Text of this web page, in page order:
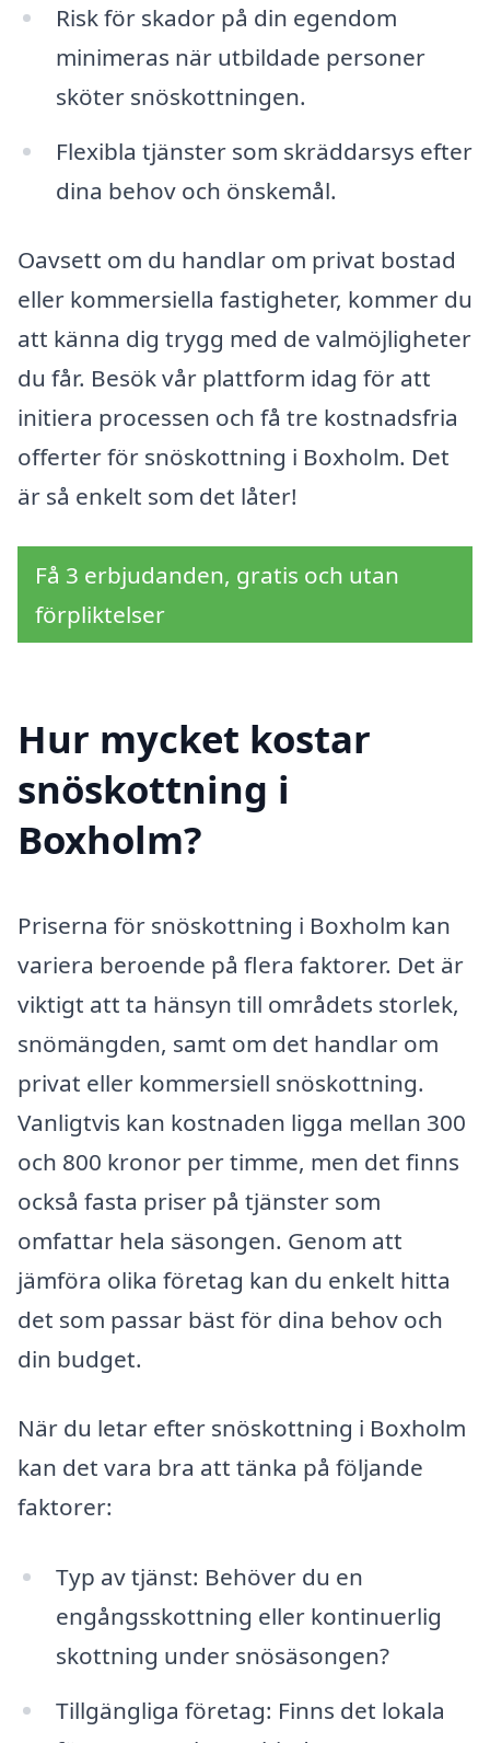
Risk för skador på din egendom
minimeras när utbildade personer
sköter snöskottningen.
Flexibla tjänster som skräddarsys efter
dina behov och önskemål.
Oavsett om du handlar om privat bostad
eller kommersiella fastigheter, kommer du
att känna dig trygg med de valmöjligheter
du får. Besök vår plattform idag för att
initiera processen och få tre kostnadsfria
offerter för snöskottning i Boxholm. Det
är så enkelt som det låter!
Få 3 erbjudanden, gratis och utan
förpliktelser
Hur mycket kostar
snöskottning i
Boxholm?
Priserna för snöskottning i Boxholm kan
variera beroende på flera faktorer. Det är
viktigt att ta hänsyn till områdets storlek,
snömängden, samt om det handlar om
privat eller kommersiell snöskottning.
Vanligtvis kan kostnaden ligga mellan 300
och 800 kronor per timme, men det finns
också fasta priser på tjänster som
omfattar hela säsongen. Genom att
jämföra olika företag kan du enkelt hitta
det som passar bäst för dina behov och
din budget.
När du letar efter snöskottning i Boxholm
kan det vara bra att tänka på följande
faktorer:
Typ av tjänst: Behöver du en
engångsskottning eller kontinuerlig
skottning under snösäsongen?
Tillgängliga företag: Finns det lokala